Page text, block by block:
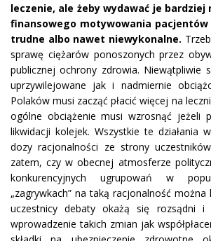
leczenie, ale żeby wydawać je bardziej
finansowego motywowania pacjentów
trudne albo nawet niewykonalne.
sprawę ciężarów ponoszonych przez
publicznej ochrony zdrowia. Niewątpliwie
uprzywilejowane jak i nadmiernie
Polaków musi zacząć płacić więcej na
ogólne obciążenie musi wzrosnąć jeżeli
likwidacji kolejek. Wszystkie te działania
dozy racjonalności ze strony
zatem, czy w obecnej atmosferze
konkurencyjnych ugrupowań w
„zagrywkach” na taką racjonalność można
uczestnicy debaty okażą się rozsądni i
wprowadzenie takich zmian jak